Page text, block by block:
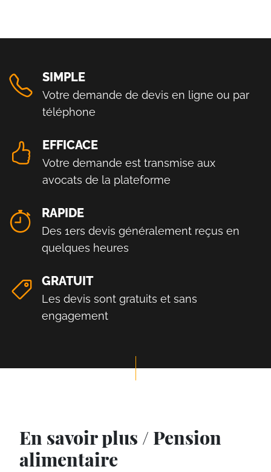
SIMPLE
Votre demande de devis en ligne ou par
téléphone
EFFICACE
Votre demande est transmise aux
avocats de la plateforme
RAPIDE
Des 1ers devis généralement reçus en
quelques heures
GRATUIT
Les devis sont gratuits et sans
engagement
En savoir plus / Pension
alimentaire